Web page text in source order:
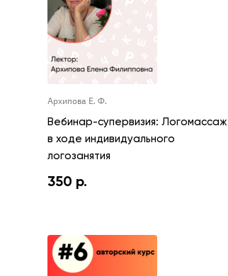
Архипова Е. Ф.
Вебинар-супервизия: Логомассаж
в ходе индивидуального
логозанятия
350 р.